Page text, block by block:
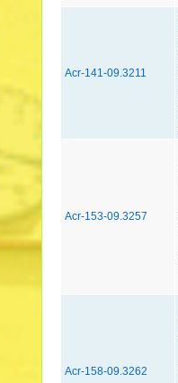
Acr-141-09.3211
Acr-153-09.3257
Acr-158-09.3262